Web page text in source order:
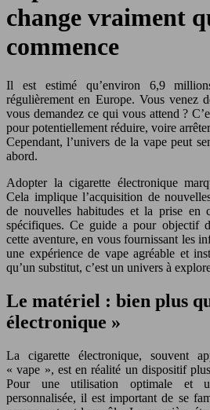
change vraiment
commence
Il est estimé qu’environ 6,9
régulièrement en Europe. Vous venez
vous demandez ce qui vous attend ?
pour potentiellement réduire, voire
Cependant, l’univers de la vape peut
abord.
Adopter la cigarette électronique
Cela implique l’acquisition de
de nouvelles habitudes et la prise en
spécifiques. Ce guide a pour objectif
cette aventure, en vous fournissant les
une expérience de vape agréable et
qu’un substitut, c’est un univers à
Le matériel : bien plus
électronique »
La cigarette électronique, souvent
« vape », est en réalité un dispositif
Pour une utilisation optimale et
personnalisée, il est important de se